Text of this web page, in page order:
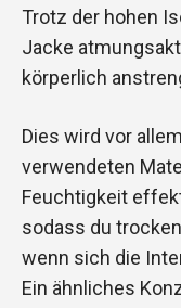
Trotz der hohen
Jacke
körperlich
Dies wird vor
verwendeten
Feuchtigkeit
sodass du
wenn sich die
Ein ähnliches